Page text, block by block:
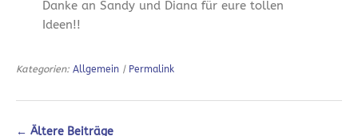
Danke an Sandy und Diana für eure tollen
Ideen!!
Kategorien: Allgemein | Permalink
← Ältere Beiträge